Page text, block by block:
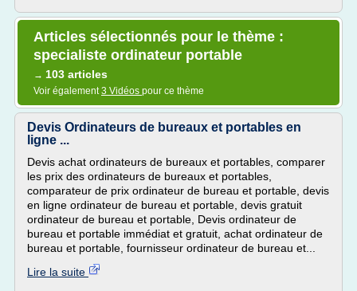
Articles sélectionnés pour le thème :
specialiste ordinateur portable
→ 103 articles
Voir également3 Vidéos pour ce thème
Devis Ordinateurs de bureaux et portables en
ligne ...
Devis achat ordinateurs de bureaux et portables, comparer
les prix des ordinateurs de bureaux et portables,
comparateur de prix ordinateur de bureau et portable, devis
en ligne ordinateur de bureau et portable, devis gratuit
ordinateur de bureau et portable, Devis ordinateur de
bureau et portable immédiat et gratuit, achat ordinateur de
bureau et portable, fournisseur ordinateur de bureau et...
Lire la suite